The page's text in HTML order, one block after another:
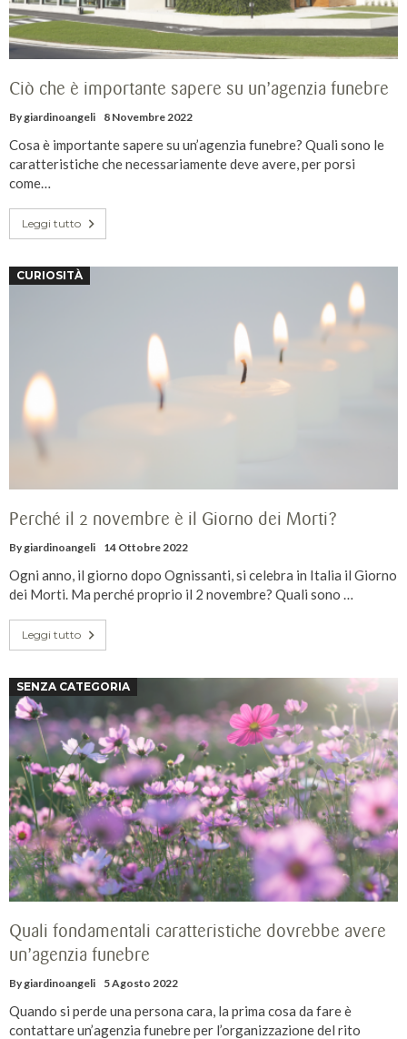
Ciò che è importante sapere su un’agenzia funebre
Bygiardinoangeli 8 Novembre 2022
Cosa è importante sapere su un’agenzia funebre? Quali sono le
caratteristiche che necessariamente deve avere, per porsi
come…
Leggi tutto
CURIOSITÀ
Perché il 2 novembre è il Giorno dei Morti?
Bygiardinoangeli 14 Ottobre 2022
Ogni anno, il giorno dopo Ognissanti, si celebra in Italia il Giorno
dei Morti. Ma perché proprio il 2 novembre? Quali sono …
Leggi tutto
SENZA CATEGORIA
Quali fondamentali caratteristiche dovrebbe avere
un’agenzia funebre
By giardinoangeli 5 Agosto 2022
Quando si perde una persona cara, la prima cosa da fare è
contattare un’agenzia funebre per l’organizzazione del rito